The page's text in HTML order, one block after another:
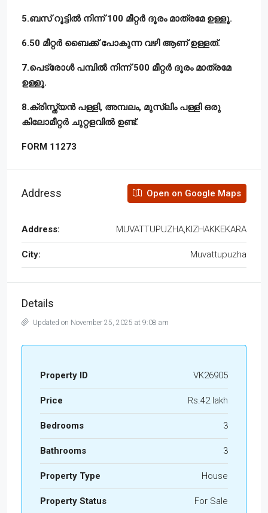
5.ബസ് റൂട്ടിൽ നിന്ന് 100 മീറ്റർ ദൂരം മാത്രമേ ഉള്ളൂ.
6.50 മീറ്റർ ബൈക്ക് പോകുന്ന വഴി ആണ് ഉള്ളത്.
7.പെട്രോൾ പമ്പിൽ നിന്ന് 500 മീറ്റർ ദൂരം മാത്രമേ
ഉള്ളൂ.
8.ക്രിസ്ത്യൻ പള്ളി, അമ്പലം, മുസ്ലിം പള്ളി ഒരു
കിലോമീറ്റർ ചുറ്റളവിൽ ഉണ്ട്.
FORM 11273
Address Open on Google Maps
Address: MUVATTUPUZHA,KIZHAKKEKARA
City: Muvattupuzha
Details
Updated on November 25, 2025 at 9:08 am
Property ID VK26905
Price Rs.42 lakh
Bedrooms 3
Bathrooms 3
Property Type House
Property Status For Sale